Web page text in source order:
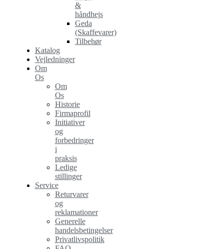
&
håndhejs
Geda
(Skaffevarer)
Tilbehør
Katalog
Vejledninger
Om
Os
Om
Os
Historie
Firmaprofil
Initiativer
og
forbedringer
i
praksis
Ledige
stillinger
Service
Returvarer
og
reklamationer
Generelle
handelsbetingelser
Privatlivspolitik